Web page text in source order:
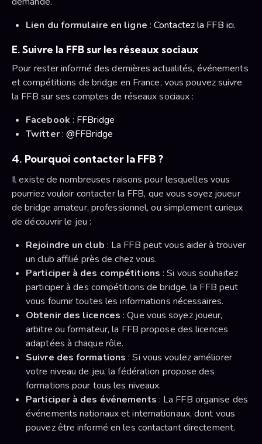
Lien du formulaire en ligne :Contactez la FFB ici.
E. Suivre la FFB sur les réseaux sociaux
Pour rester informé des dernières actualités, événements
et compétitions de bridge en France, vous pouvez suivre
la FFB sur ses comptes de réseaux sociaux :
Facebook : FFBridge
Twitter:@FFBridge
4. Pourquoi contacter la FFB ?
Il existe de nombreuses raisons pour lesquelles vous
pourriez vouloir contacter la FFB, que vous soyez joueur
de bridge amateur, professionnel, ou simplement curieux
de découvrir le jeu :
Rejoindre un club : La FFB peut vous aider à trouver
un club affilié près de chez vous.
Participer à des compétitions : Si vous souhaitez
participer à des compétitions de bridge, la FFB peut
vous fournir toutes les informations nécessaires.
Obtenir des licences : Que vous soyez joueur,
arbitre ou formateur, la FFB propose des licences
adaptées à chaque rôle.
Suivre des formations : Si vous voulez améliorer
votre niveau de jeu, la fédération propose des
formations pour tous les niveaux.
Participer à des événements : La FFB organise des
événements nationaux et internationaux, dont vous
pouvez être informé en les contactant directement.